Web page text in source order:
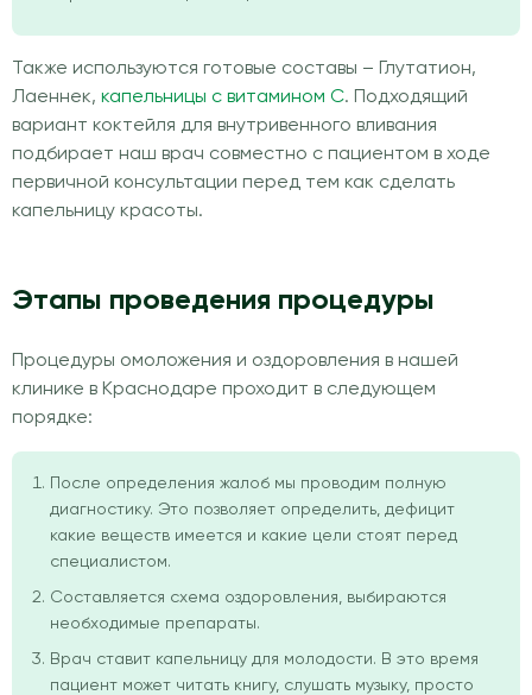
Также используются готовые составы – Глутатион,
Лаеннек, капельницы с витамином C. Подходящий
вариант коктейля для внутривенного вливания
подбирает наш врач совместно с пациентом в ходе
первичной консультации перед тем как сделать
капельницу красоты.
Этапы проведения процедуры
Процедуры омоложения и оздоровления в нашей
клинике в Краснодаре проходит в следующем
порядке:
После определения жалоб мы проводим полную
диагностику. Это позволяет определить, дефицит
какие веществ имеется и какие цели стоят перед
специалистом.
Составляется схема оздоровления, выбираются
необходимые препараты.
Врач ставит капельницу для молодости. В это время
пациент может читать книгу, слушать музыку, просто